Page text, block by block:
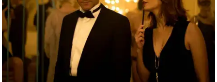
mega
Madrid
Publicado: 14 de septiembre de 2015, 12:36